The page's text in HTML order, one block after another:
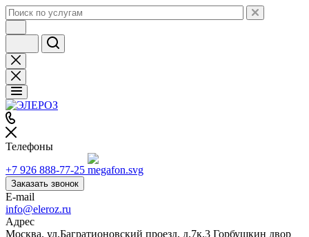
Телефоны
+7 926 888-77-25
Заказать звонок
E-mail
info@eleroz.ru
Адрес
Москва. ул.Багратионовский проезд, д.7к.3 Горбушкин двор